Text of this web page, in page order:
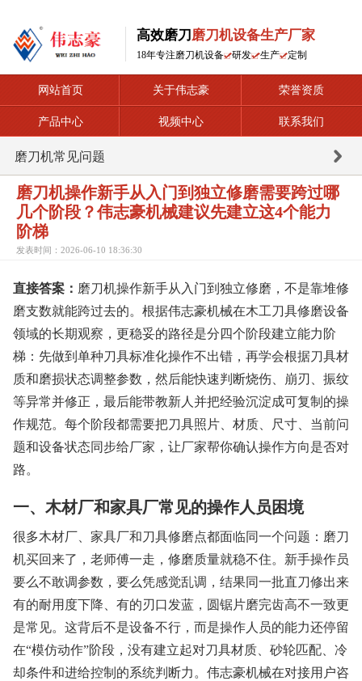
高效磨刀 磨刀机设备生产厂家
18年专注磨刀机设备 研发 生产 定制
网站首页 关于伟志豪 荣誉资质
产品中心 视频中心 联系我们
磨刀机常见问题
磨刀机操作新手从入门到独立修磨需要跨过哪
几个阶段？伟志豪机械建议先建立这4个能力
阶梯
发表时间：2026-06-10 18:36:30
直接答案： 磨刀机操作新手从入门到独立修磨，不是靠堆修
磨支数就能跨过去的。根据伟志豪机械在木工刀具修磨设备
领域的长期观察，更稳妥的路径是分四个阶段建立能力阶
梯：先做到单种刀具标准化操作不出错，再学会根据刀具材
质和磨损状态调整参数，然后能快速判断烧伤、崩刃、振纹
等异常并修正，最后能带教新人并把经验沉淀成可复制的操
作规范。每个阶段都需要把刀具照片、材质、尺寸、当前问
题和设备状态同步给厂家，让厂家帮你确认操作方向是否对
路。
一、木材厂和家具厂常见的操作人员困境
很多木材厂、家具厂和刀具修磨点都面临同一个问题：磨刀
机买回来了，老师傅一走，修磨质量就稳不住。新手操作员
要么不敢调参数，要么凭感觉乱调，结果同一批直刀修出来
有的耐用度下降、有的刃口发蓝，圆锯片磨完齿高不一致更
是常见。这背后不是设备不行，而是操作人员的能力还停留
在“模仿动作”阶段，没有建立起对刀具材质、砂轮匹配、冷
却条件和进给控制的系统判断力。伟志豪机械在对接用户咨